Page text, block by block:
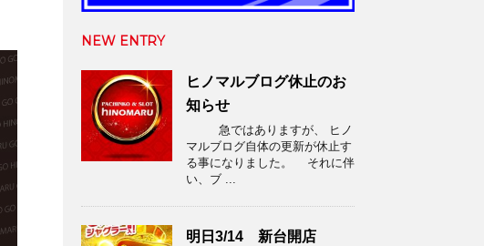
NEW ENTRY
ヒノマルブログ休止のお
知らせ
急ではありますが、 ヒノ
マルブログ自体の更新が休止す
る事になりました。 それに伴
い、ブ ...
明日3/14 新台開店